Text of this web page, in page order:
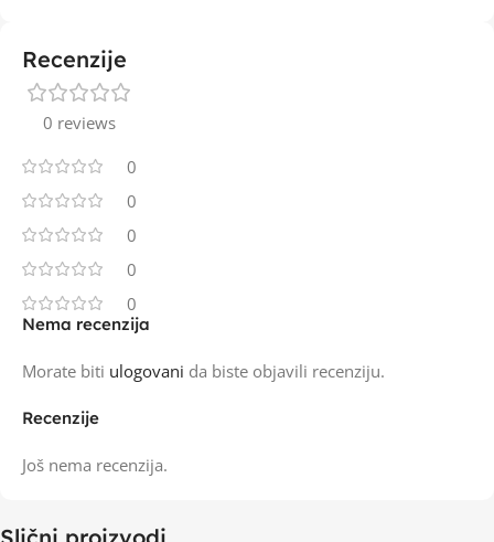
Recenzije
0 reviews
0
0
0
0
0
Recenzije
Još nema recenzija.
Nema recenzija
Morate biti ulogovani da biste objavili recenziju.